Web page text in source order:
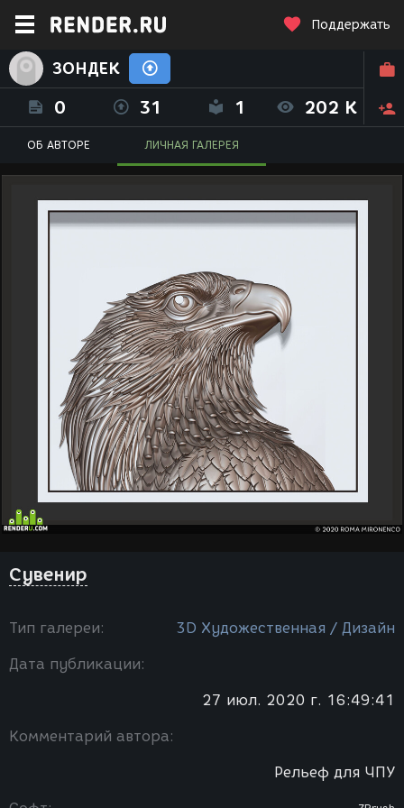
Поддержать
ЗОНДЕК
0 31 1 202 K
ОБ АВТОРЕ ЛИЧНАЯ ГАЛЕРЕЯ
Сувенир
Тип галереи: 3D Художественная / Дизайн
Дата публикации:
27 июл. 2020 г. 16:49:41
Комментарий автора:
Рельеф для ЧПУ